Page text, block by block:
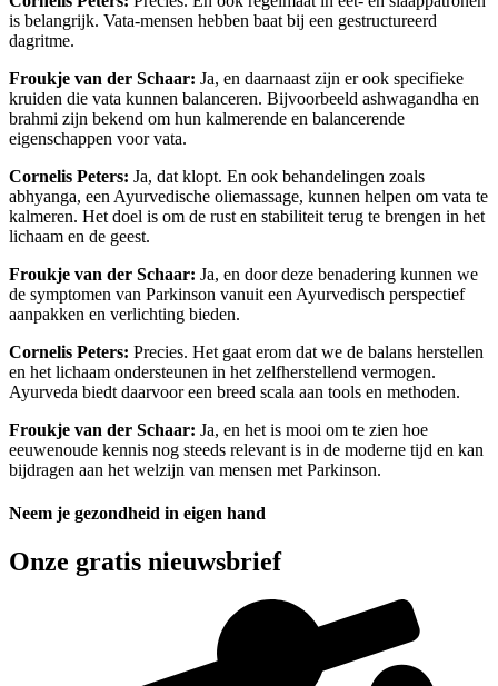
is belangrijk. Vata-mensen hebben baat bij een gestructureerd
dagritme.
Froukje van der Schaar: Ja, en daarnaast zijn er ook specifieke
kruiden die vata kunnen balanceren. Bijvoorbeeld ashwagandha en
brahmi zijn bekend om hun kalmerende en balancerende
eigenschappen voor vata.
Cornelis Peters: Ja, dat klopt. En ook behandelingen zoals
abhyanga, een Ayurvedische oliemassage, kunnen helpen om vata te
kalmeren. Het doel is om de rust en stabiliteit terug te brengen in het
lichaam en de geest.
Froukje van der Schaar: Ja, en door deze benadering kunnen we
de symptomen van Parkinson vanuit een Ayurvedisch perspectief
aanpakken en verlichting bieden.
Cornelis Peters: Precies. Het gaat erom dat we de balans herstellen
en het lichaam ondersteunen in het zelfherstellend vermogen.
Ayurveda biedt daarvoor een breed scala aan tools en methoden.
Froukje van der Schaar: Ja, en het is mooi om te zien hoe
eeuwenoude kennis nog steeds relevant is in de moderne tijd en kan
bijdragen aan het welzijn van mensen met Parkinson.
Neem je gezondheid in eigen hand
Onze gratis nieuwsbrief